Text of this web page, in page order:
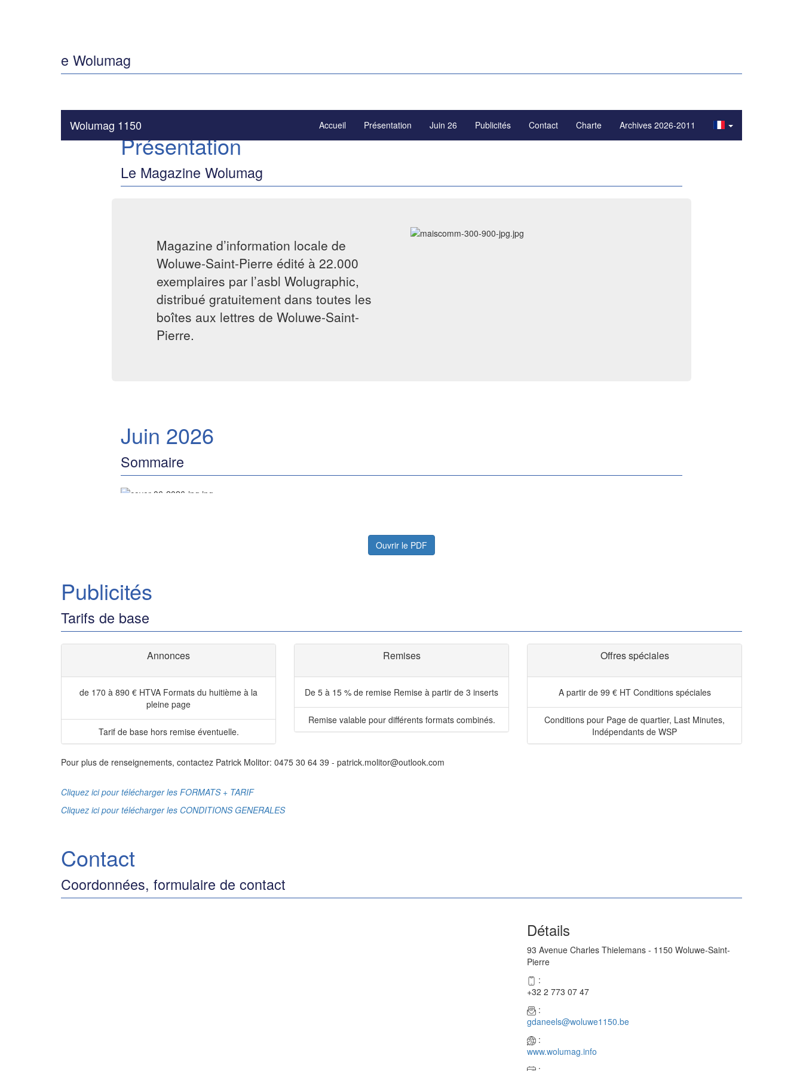
e Wolumag
Ouvrir le PDF
Publicités
Tarifs de base
Annonces
de 170 à 890 € HTVA Formats du huitième à la
pleine page
Tarif de base hors remise éventuelle.
Remises
De 5 à 15 % de remise Remise à partir de 3 inserts
Remise valable pour différents formats combinés.
Offres spéciales
A partir de 99 € HT Conditions spéciales
Conditions pour Page de quartier, Last Minutes,
Indépendants de WSP
Pour plus de renseignements, contactez Patrick Molitor: 0475 30 64 39 - patrick.molitor@outlook.com
Cliquez ici pour télécharger les FORMATS + TARIF
Cliquez ici pour télécharger les CONDITIONS GENERALES
Contact
Coordonnées, formulaire de contact
Détails
93 Avenue Charles Thielemans - 1150 Woluwe-Saint-
Pierre
:
+32 2 773 07 47
:
gdaneels@woluwe1150.be
:
www.wolumag.info